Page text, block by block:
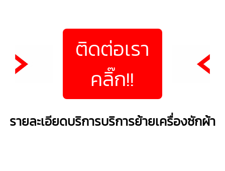
ติดต่อเรา
คลิ๊ก!!
รายละเอียดบริการบริการย้ายเครื่องซักผ้า